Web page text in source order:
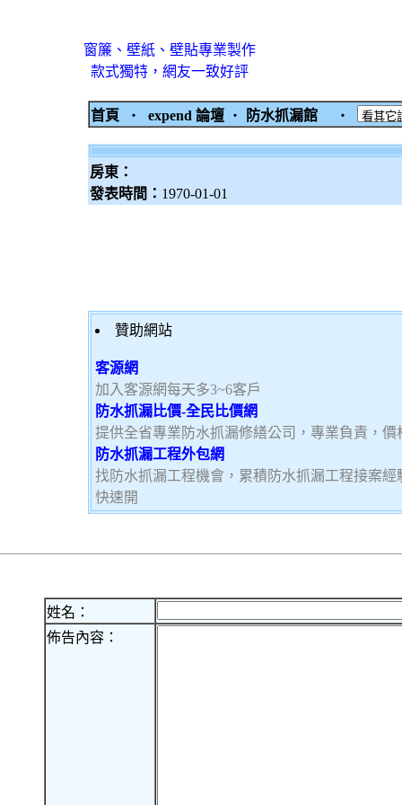
窗簾、壁紙、壁貼專業製作
款式獨特，網友一致好評
首頁 ‧ expend 論壇 ‧ 防水抓漏館 ‧
房東：
發表時間： 1970-01-01
贊助網站
客源網
加入客源網每天多3~6客戶
防水抓漏比價-全民比價網
提供全省專業防水抓漏修繕公司，專業負責，
防水抓漏工程外包網
找防水抓漏工程機會，累積防水抓漏工程接案
快速開
姓名：
佈告內容：